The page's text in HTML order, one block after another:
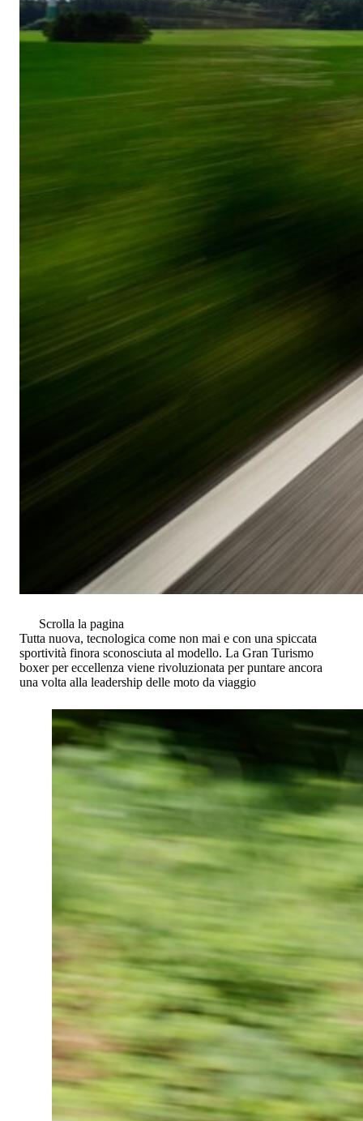
Scrolla la pagina
Tutta nuova, tecnologica come non mai e con una spiccata
sportività finora sconosciuta al modello. La Gran Turismo
boxer per eccellenza viene rivoluzionata per puntare ancora
una volta alla leadership delle moto da viaggio